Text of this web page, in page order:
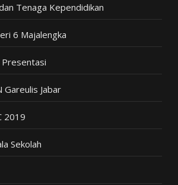
Tenaga Kependidikan
6 Majalengka
Gareulis Jabar
2019
Sekolah